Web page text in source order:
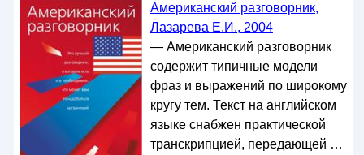
Американский разговорник,
Лазарева Е.И., 2004
— Американский разговорник
содержит типичные модели
фраз и выражений по широкому
кругу тем. Текст на английском
языке снабжен практической
транскрипцией, передающей …